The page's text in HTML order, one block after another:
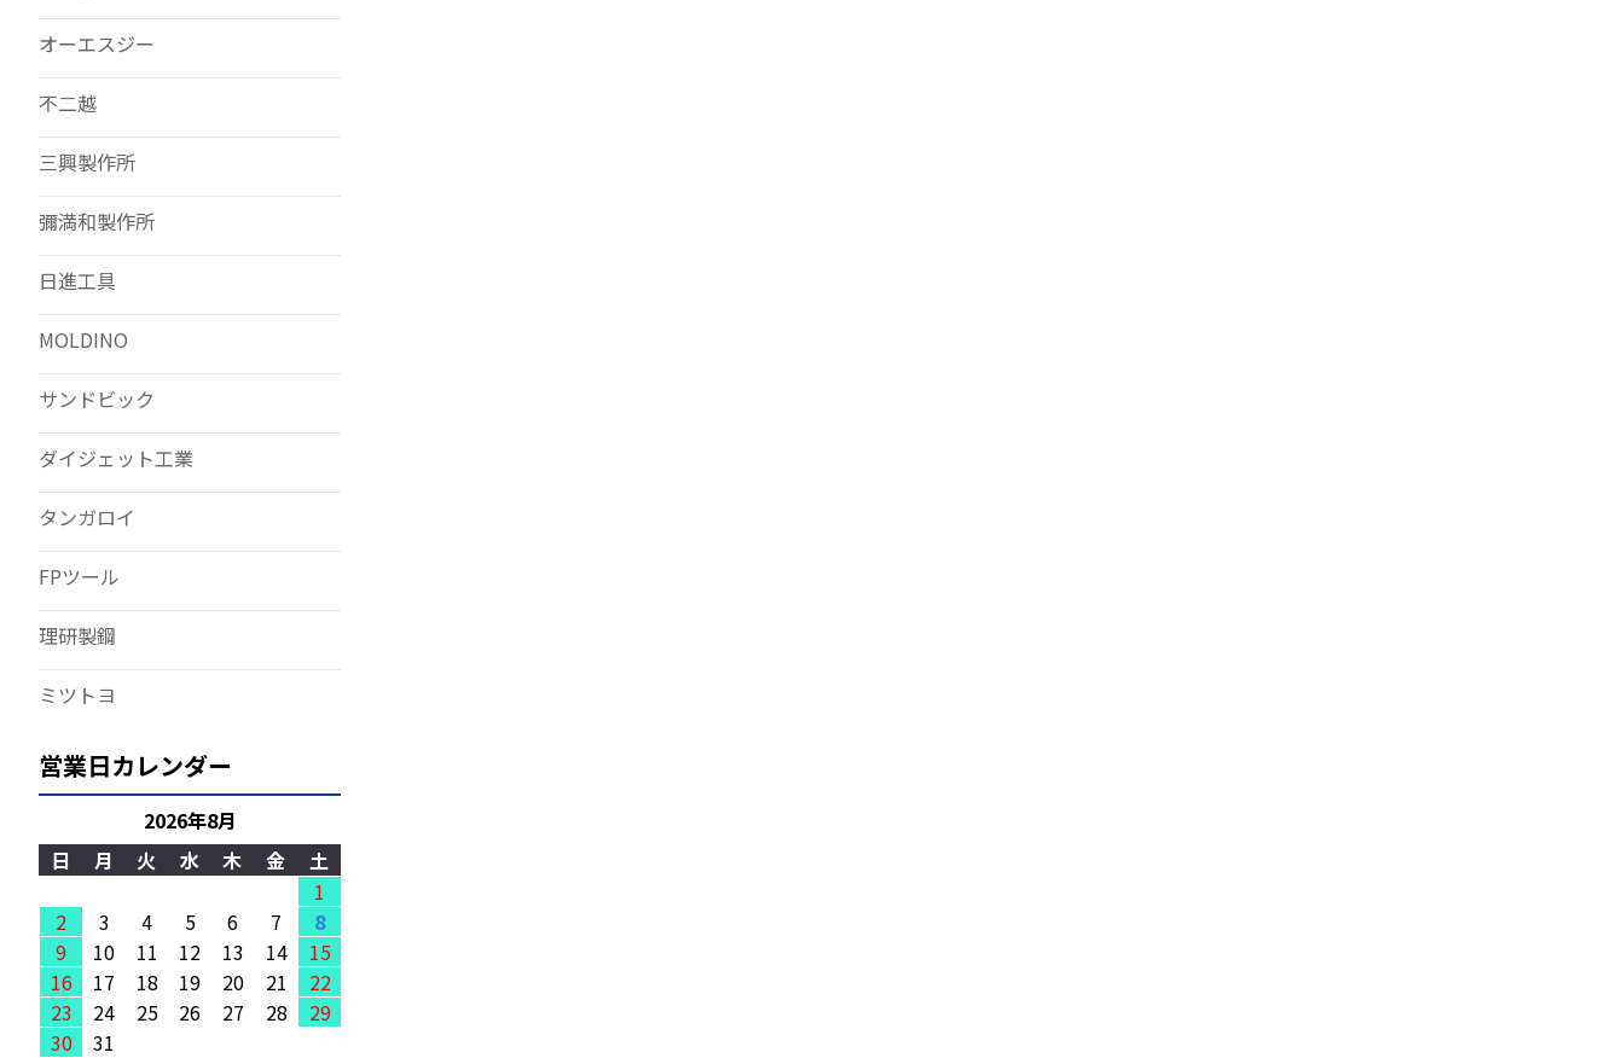
オーエスジー
不二越
三興製作所
彌満和製作所
日進工具
MOLDINO
サンドビック
ダイジェット工業
タンガロイ
FPツール
理研製鋼
ミツトヨ
営業日カレンダー
2026年8月
日
月 火 水 木 金
土
1
2
3 4 5 6 7
8
9
10 11 12 13 14
15
16
17 18 19 20 21
22
23
24 25 26 27 28
29
30
31